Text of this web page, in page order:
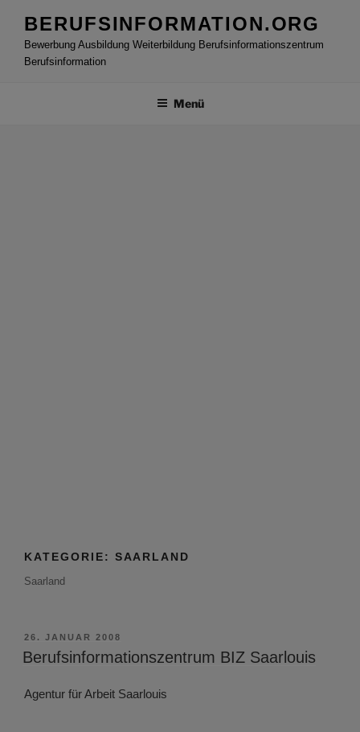
Inhalt
springen
BERUFSINFORMATION.ORG
Bewerbung Ausbildung Weiterbildung Berufsinformationszentrum
Berufsinformation
Menü
KATEGORIE: SAARLAND
Saarland
VERÖFFENTLICHT
AM
26. JANUAR 2008
Berufsinformationszentrum BIZ Saarlouis
Agentur für Arbeit Saarlouis